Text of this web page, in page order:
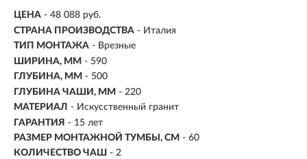
ЦЕНА - 48 088 руб.
СТРАНА ПРОИЗВОДСТВА - Италия
ТИП МОНТАЖА - Врезные
ШИРИНА, ММ - 590
ГЛУБИНА, ММ - 500
ГЛУБИНА ЧАШИ, ММ - 220
МАТЕРИАЛ - Искусственный гранит
ГАРАНТИЯ - 15 лет
РАЗМЕР МОНТАЖНОЙ ТУМБЫ, СМ - 60
КОЛИЧЕСТВО ЧАШ - 2